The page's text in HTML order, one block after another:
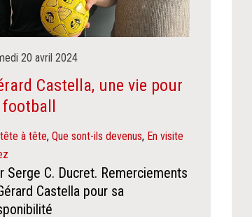
20 avril 2024
Castella, une vie pour
football
à tête, Que sont-ils devenus, En visite
Serge C. Ducret. Remerciements
Castella pour sa